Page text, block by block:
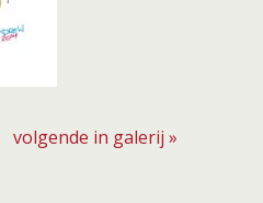
volgende in galerij »